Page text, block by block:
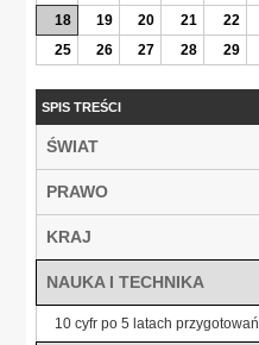
18
19 20 21 22
25
26 27 28 29
SPIS TREŚCI
ŚWIAT
PRAWO
KRAJ
NAUKA I TECHNIKA
10 cyfr po 5 latach przygotowań